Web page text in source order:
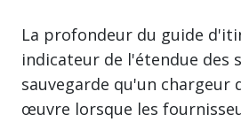
La profondeur du guide
indicateur de l'étendue des
sauvegarde qu'un
œuvre lorsque les